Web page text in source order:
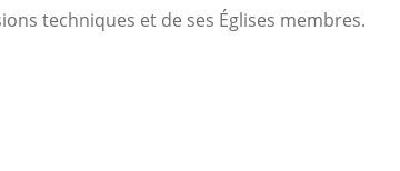
techniques et de ses Églises membres.